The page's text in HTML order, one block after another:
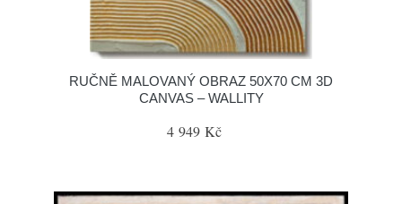
RUČNĚ MALOVANÝ OBRAZ 50X70 CM 3D
CANVAS – WALLITY
4 949 Kč